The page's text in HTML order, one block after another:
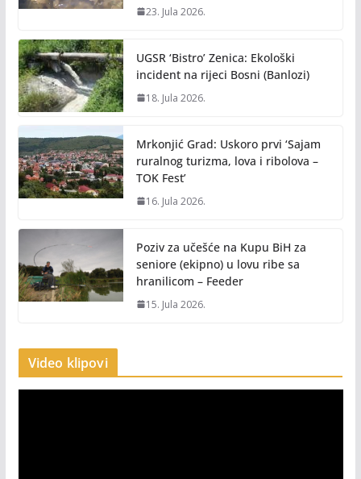
23. Jula 2026.
UGSR ‘Bistro’ Zenica: Ekološki
incident na rijeci Bosni (Banlozi)
18. Jula 2026.
Mrkonjić Grad: Uskoro prvi ‘Sajam
ruralnog turizma, lova i ribolova –
TOK Fest’
16. Jula 2026.
Poziv za učešće na Kupu BiH za
seniore (ekipno) u lovu ribe sa
hranilicom – Feeder
15. Jula 2026.
Video klipovi